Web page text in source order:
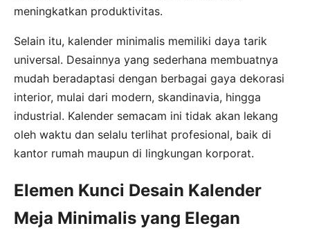
meningkatkan produktivitas.
Selain itu, kalender minimalis memiliki daya tarik
universal. Desainnya yang sederhana membuatnya
mudah beradaptasi dengan berbagai gaya dekorasi
interior, mulai dari modern, skandinavia, hingga
industrial. Kalender semacam ini tidak akan lekang
oleh waktu dan selalu terlihat profesional, baik di
kantor rumah maupun di lingkungan korporat.
Elemen Kunci Desain Kalender
Meja Minimalis yang Elegan